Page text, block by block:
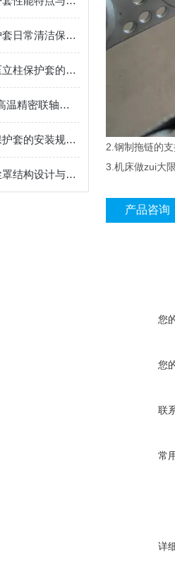
防尘液压立柱保护套日常清洁保养与更换规范
如何延长防尘液压立柱保护套的使用寿命？
2026年大扭矩/耐高温精密联轴器定制找哪家？能实现精准定制的优质厂家盘点
煤矿用液压立柱保护套的安装规范与使用寿命提升方案
液压支架立柱防尘罩结构设计与密封防护原理
2.钢制拖链的
3.机床做zui大
产品咨询
您
您
联
常
详